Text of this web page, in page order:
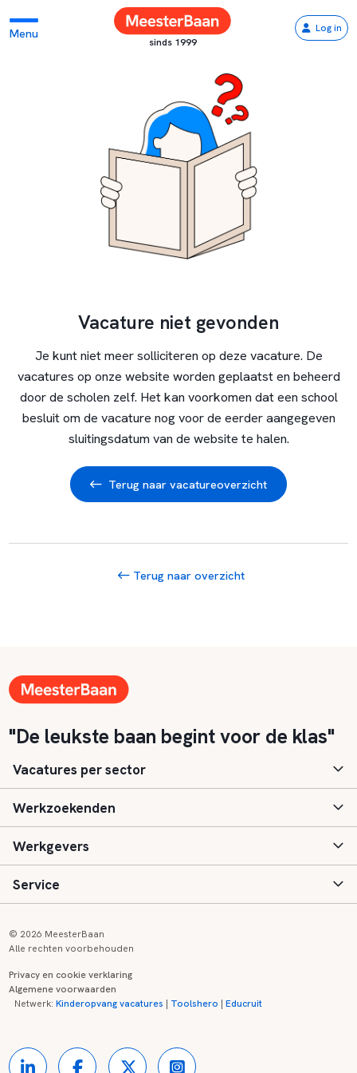
Menu
sinds 1999
Log in
Vacature niet gevonden
Je kunt niet meer solliciteren op deze vacature. De
vacatures op onze website worden geplaatst en beheerd
door de scholen zelf. Het kan voorkomen dat een school
besluit om de vacature nog voor de eerder aangegeven
sluitingsdatum van de website te halen.
Terug naar vacatureoverzicht
Terug naar overzicht
"De leukste baan begint voor de klas"
Vacatures per sector
Basisonderwijs
Speciaal (basis) onderwijs
Voortgezet onderwijs
Kinderopvang
Werkzoekenden
Aanmelden
Vacatures
Zij-instroom informatie
Werkgevers
Inloggen
Registreren
Service
Onderwijs links
© 2026 MeesterBaan
Alle rechten voorbehouden
Privacy en cookie verklaring
Algemene voorwaarden
Netwerk:Kinderopvang vacatures | Toolshero |Educruit